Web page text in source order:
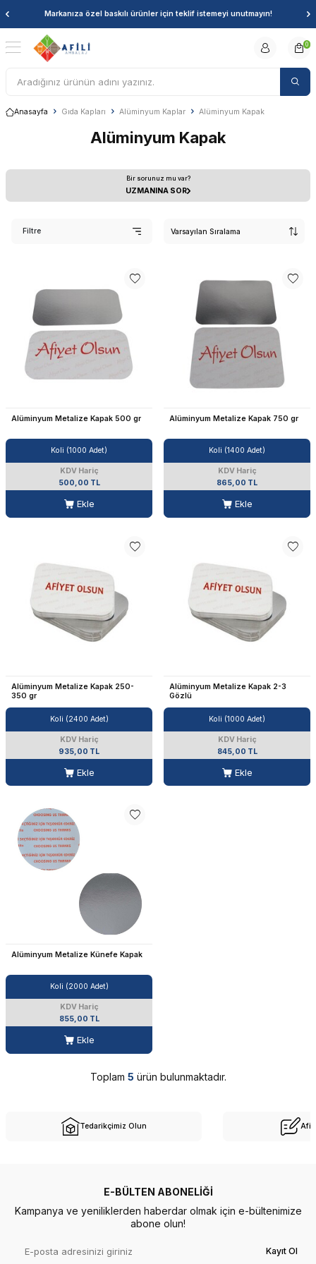
Markanıza özel baskılı ürünler için teklif istemeyi unutmayın!
0
Anasayfa Gıda Kapları Alüminyum Kaplar Alüminyum Kapak
Alüminyum Kapak
Bir sorunuz mu var?
UZMANINA SOR
Filtre
Alüminyum Metalize Kapak 500 gr
Koli (1000 Adet)
KDV Hariç
500,00 TL
Ekle
Alüminyum Metalize Kapak 750 gr
Koli (1400 Adet)
KDV Hariç
865,00 TL
Ekle
Alüminyum Metalize Kapak 250-
350 gr
Koli (2400 Adet)
KDV Hariç
935,00 TL
Ekle
Alüminyum Metalize Kapak 2-3
Gözlü
Koli (1000 Adet)
KDV Hariç
845,00 TL
Ekle
Alüminyum Metalize Künefe Kapak
Koli (2000 Adet)
KDV Hariç
855,00 TL
Ekle
Toplam 5 ürün bulunmaktadır.
Tedarikçimiz Olun
E-BÜLTEN ABONELIĞI
Kampanya ve yeniliklerden haberdar olmak için e-bültenimize
abone olun!
Kayıt Ol